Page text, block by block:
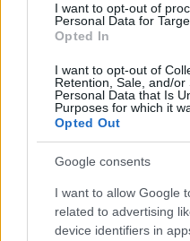
I want to opt-out of
Personal Data for
Opted In
I want to opt-out of
Retention, Sale, and/or
Personal Data that Is
Purposes for which it
Opted Out
Google consents
I want to allow Google
related to advertising
device identifiers in
24 óra